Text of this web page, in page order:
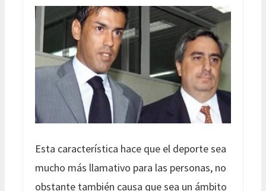
Esta característica hace que el deporte sea
mucho más llamativo para las personas, no
obstante también causa que sea un ámbito